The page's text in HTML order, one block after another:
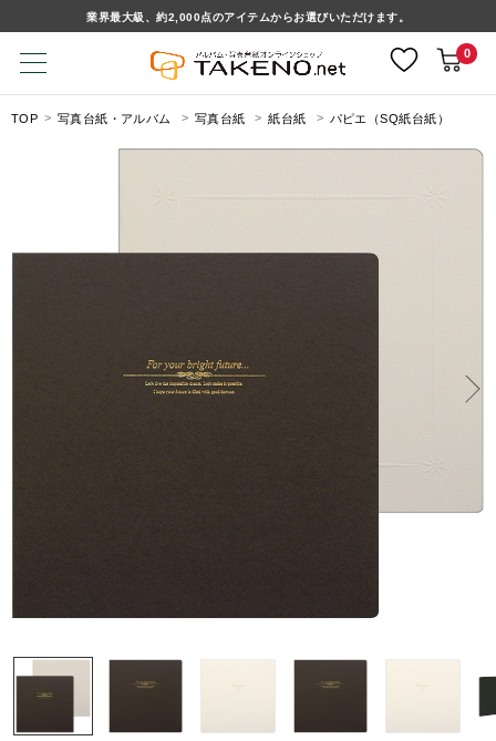
業界最大級、約2,000点のアイテムからお選びいただけます。
0
TOP 写真台紙・アルバム 写真台紙 紙台紙 パピエ（SQ紙台紙）